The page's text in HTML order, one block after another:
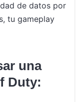
de datos por
tu gameplay
una
Duty: